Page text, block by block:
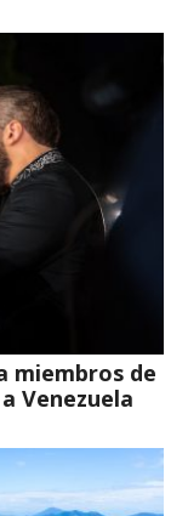
miembros de
Venezuela